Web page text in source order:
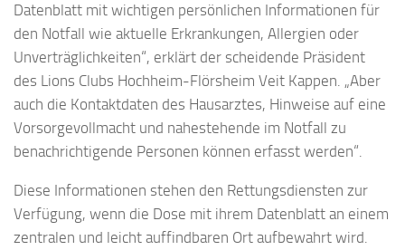
Datenblatt mit wichtigen persönlichen Informationen für
den Notfall wie aktuelle Erkrankungen, Allergien oder
Unverträglichkeiten“, erklärt der scheidende Präsident
des Lions Clubs Hochheim-Flörsheim Veit Kappen. „Aber
auch die Kontaktdaten des Hausarztes, Hinweise auf eine
Vorsorgevollmacht und nahestehende im Notfall zu
benachrichtigende Personen können erfasst werden“.
Diese Informationen stehen den Rettungsdiensten zur
Verfügung, wenn die Dose mit ihrem Datenblatt an einem
zentralen und leicht auffindbaren Ort aufbewahrt wird.